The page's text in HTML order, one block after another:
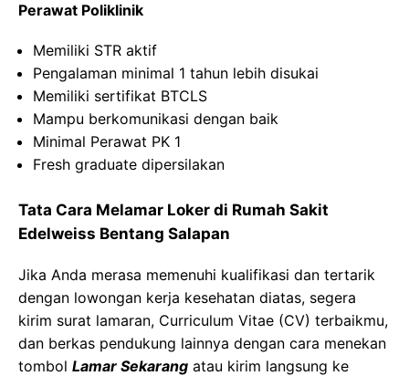
Perawat Poliklinik
Memiliki STR aktif
Pengalaman minimal 1 tahun lebih disukai
Memiliki sertifikat BTCLS
Mampu berkomunikasi dengan baik
Minimal Perawat PK 1
Fresh graduate dipersilakan
Tata Cara Melamar Loker di Rumah Sakit
Edelweiss Bentang Salapan
Jika Anda merasa memenuhi kualifikasi dan tertarik
dengan lowongan kerja kesehatan diatas, segera
kirim surat lamaran, Curriculum Vitae (CV) terbaikmu,
dan berkas pendukung lainnya dengan cara menekan
tombol Lamar Sekarang atau kirim langsung ke